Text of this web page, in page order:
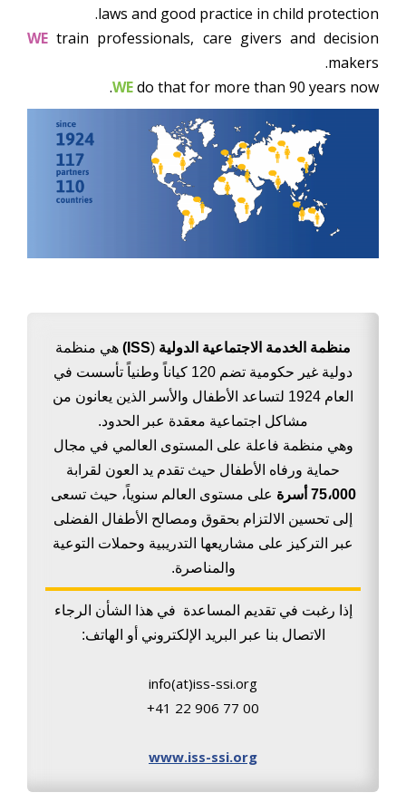
laws and good practice in child protection.
WE train professionals, care givers and decision
makers.
WEdo that for more than 90 years now.
منظمة الخدمة الاجتماعية الدولية (
ISS)
هي منظمة
دولية غير حكومية تضم 120 كياناً وطنياً تأسست في
العام 1924 لتساعد الأطفال والأسر الذين يعانون من
مشاكل اجتماعية معقدة عبر الحدود.
وهي منظمة فاعلة على المستوى العالمي في مجال
حماية ورفاه الأطفال حيث تقدم يد العون لقرابة
75،000 أسرة
على مستوى العالم سنوياً، حيث تسعى
إلى تحسين الالتزام بحقوق ومصالح الأطفال الفضلى
عبر التركيز على مشاريعها التدريبية وحملات التوعية
والمناصرة.
إذا رغبت في تقديم المساعدة في هذا الشأن الرجاء
الاتصال بنا عبر البريد الإلكتروني أو الهاتف:
info(at)iss-ssi.org
+41 22 906 77 00
www.iss-ssi.org